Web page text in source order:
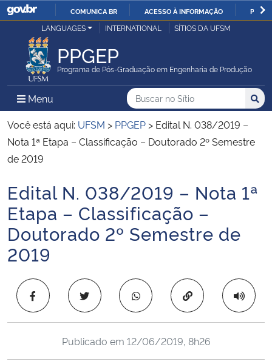
IR
COMUNICA BR ACESSO À INFORMAÇÃO
Ministério da Justiça e Segurança Pública
Ministério da Defesa
Ministério das Relações Exteriores
Ministério da Economia
Ministério da Infraestrutura
Ministério da Agricultura, Pecuária e Abastecimento
Ministério da Educação
Ministério da Cidadania
Ministério da Saúde
Ministério de Minas e Energia
LANGUAGES INTERNATIONAL SÍTIOS DA UFSM
PPGEP
Programa de Pós-Graduação em Engenharia de Produção
Menu Menu Principal do Sítio
Busca
Buscar no no Sítio
Busca:
Você está aqui: UFSM > PPGEP > Edital N. 038/2019 –
Nota 1ª Etapa – Classificação – Doutorado 2º Semestre
de 2019
Início do conteúdo
Edital N. 038/2019 – Nota 1ª
Etapa – Classificação –
Doutorado 2º Semestre de
2019
Copiar para área
Publicado em 12/06/2019, 8h26